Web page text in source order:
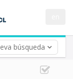
búsqueda